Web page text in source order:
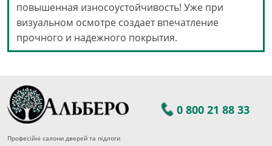
повышенная износоустойчивость! Уже при
визуальном осмотре создает впечатление
прочного и надежного покрытия.
0 800 21 88 33
Професійні салони дверей та підлоги